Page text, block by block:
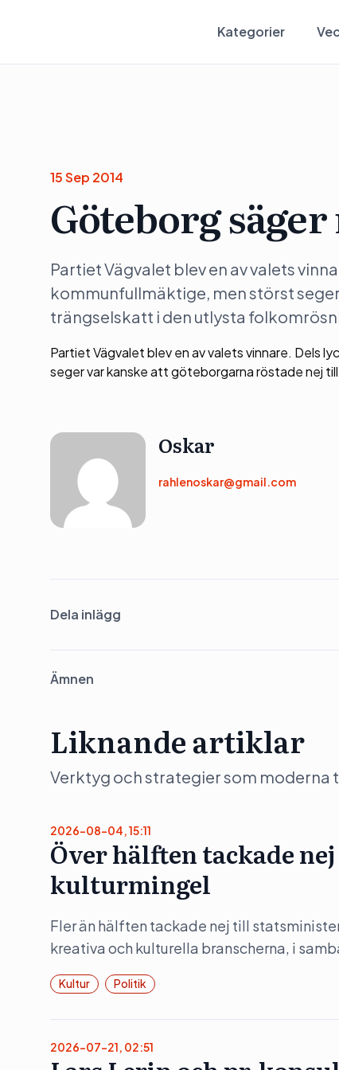
Kategorier
15 Sep 2014
Göteborg
Partiet Vägvalet blev en av valets
kommunfullmäktige, men störst
trängselskatt i den utlysta
Partiet Vägvalet blev en av valets vinnare. Dels
seger var kanske att göteborgarna röstade nej
Oskar
rahlenoskar@gmail.com
Dela inlägg
Ämnen
Liknande artiklar
Verktyg och strategier som moderna
2026-08-04, 15:11
Över hälften tackade
kulturmingel
Fler än hälften tackade nej till
kreativa och kulturella branscherna, i
Kultur Politik
2026-07-21, 02:51